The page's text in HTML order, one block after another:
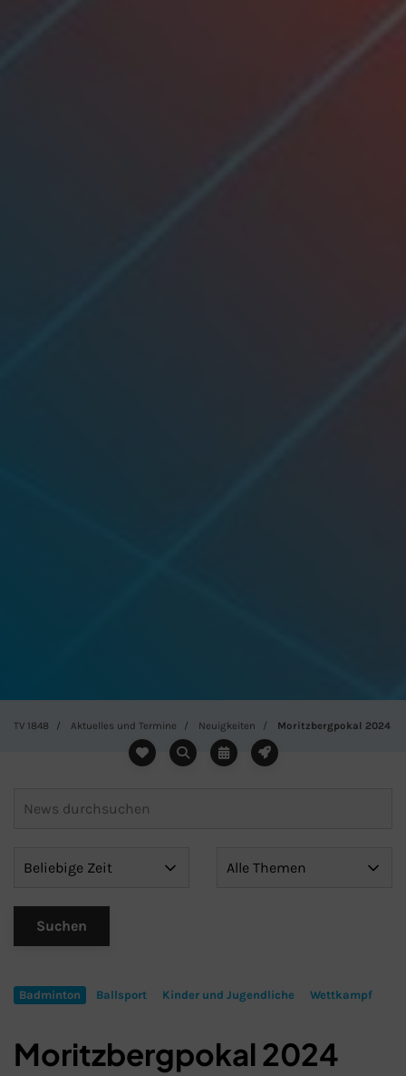
TV 1848 Aktuelles und Termine Neuigkeiten Moritzbergpokal 2024
Badminton Ballsport Kinder und Jugendliche Wettkampf
Moritzbergpokal 2024